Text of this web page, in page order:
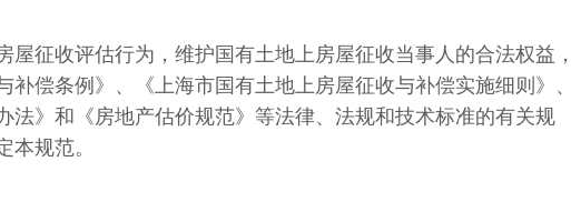
屋征收评估行为，维护国有土地上房屋征收当事人的合法权益，
补偿条例》、《上海市国有土地上房屋征收与补偿实施细则》、
法》和《房地产估价规范》等法律、法规和技术标准的有关规
本规范。